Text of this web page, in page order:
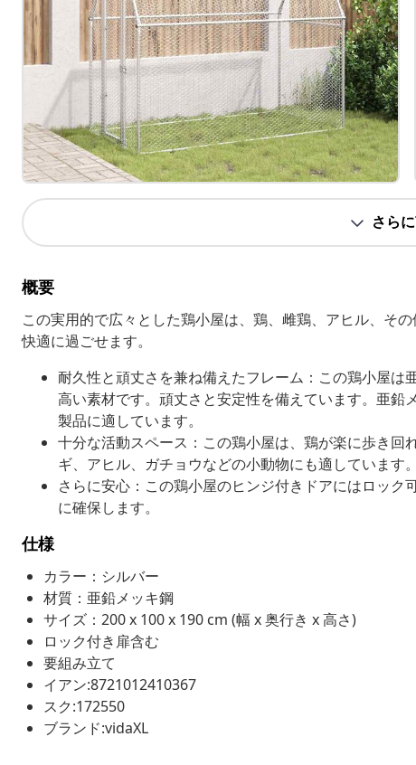
さら
概要
この実用的で広々とした鶏小屋は、鶏、雌鶏、アヒル、そ
快適に過ごせます。
耐久性と頑丈さを兼ね備えたフレーム：この鶏小屋
高い素材です。頑丈さと安定性を備えています。亜
製品に適しています。
十分な活動スペース：この鶏小屋は、鶏が楽に歩き
ギ、アヒル、ガチョウなどの小動物にも適しています。
さらに安心：この鶏小屋のヒンジ付きドアにはロッ
に確保します。
仕様
カラー：シルバー
材質：亜鉛メッキ鋼
サイズ：200 x 100 x 190 cm (幅 x 奥行き x 高さ)
ロック付き扉含む
要組み立て
イアン:8721012410367
スク:172550
ブランド:vidaXL